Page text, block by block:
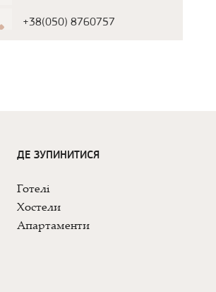
+38(050) 8760757
ДЕ ЗУПИНИТИСЯ
Готелі
Хостели
Апартаменти